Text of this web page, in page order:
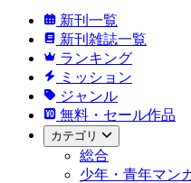
新刊一覧
新刊雑誌一覧
ランキング
ミッション
ジャンル
無料・セール作品
カテゴリ
総合
少年・青年マン